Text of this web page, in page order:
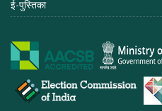
ई-पुस्तिका